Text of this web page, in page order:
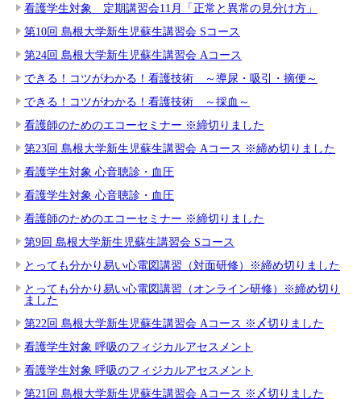
看護学生対象 定期講習会11月「正常と異常の見分け方」
第10回 島根大学新生児蘇生講習会 Sコース
第24回 島根大学新生児蘇生講習会 Aコース
できる！コツがわかる！看護技術 ～導尿・吸引・摘便～
できる！コツがわかる！看護技術 ～採血～
看護師のためのエコーセミナー ※締切りました
第23回 島根大学新生児蘇生講習会 Aコース ※締め切りました
看護学生対象 心音聴診・血圧
看護学生対象 心音聴診・血圧
看護師のためのエコーセミナー ※締切りました
第9回 島根大学新生児蘇生講習会 Sコース
とっても分かり易い心電図講習（対面研修）※締め切りました
とっても分かり易い心電図講習（オンライン研修）※締め切り
ました
第22回 島根大学新生児蘇生講習会 Aコース ※〆切りました
看護学生対象 呼吸のフィジカルアセスメント
看護学生対象 呼吸のフィジカルアセスメント
第21回 島根大学新生児蘇生講習会 Aコース ※〆切りました